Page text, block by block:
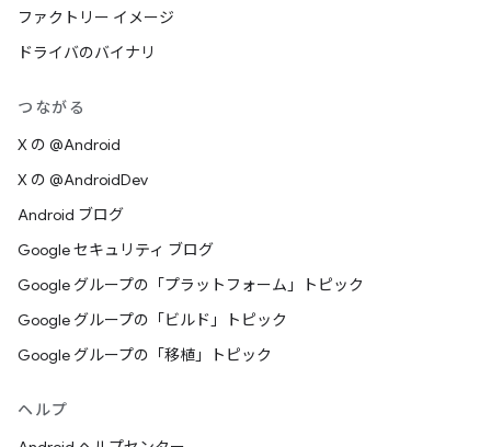
ファクトリー イメージ
ドライバのバイナリ
つながる
X の @Android
X の @AndroidDev
Android ブログ
Google セキュリティ ブログ
Google グループの「プラットフォーム」トピック
Google グループの「ビルド」トピック
Google グループの「移植」トピック
ヘルプ